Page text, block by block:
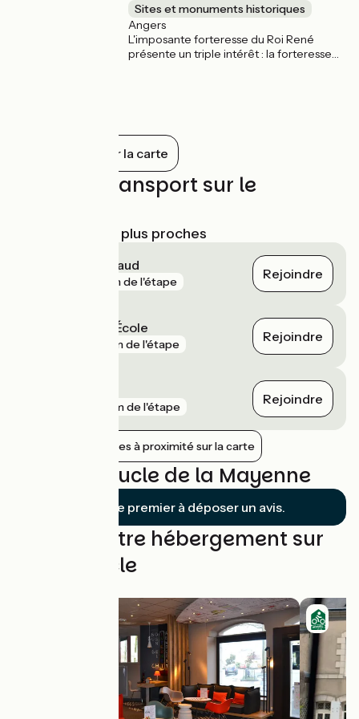
Sites et monuments historiques
Angers
L'imposante forteresse du Roi René
présente un triple intérêt : la forteresse
Tout afficher sur la carte
Trains et transport sur le
Gares SNCF les plus proches
Angers Saint-Laud
1 km de l'étape Rejoindre
Angers Maître École
3 km de l'étape Rejoindre
9 km de l'étape Rejoindre
Afficher les gares à proximité sur la carte
Avis sur Boucle de la Mayenne
Soyez le premier à déposer un avis.
Trouvez votre hébergement sur
cette boucle